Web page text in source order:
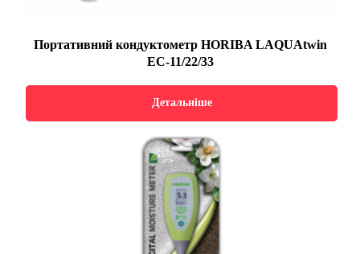
Портативний кондуктометр HORIBA LAQUAtwin
EC-11/22/33
Детальніше